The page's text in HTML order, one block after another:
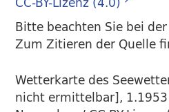
Bitte beachten Sie bei
Zum Zitieren der Quelle
Wetterkarte des
nicht ermittelbar],